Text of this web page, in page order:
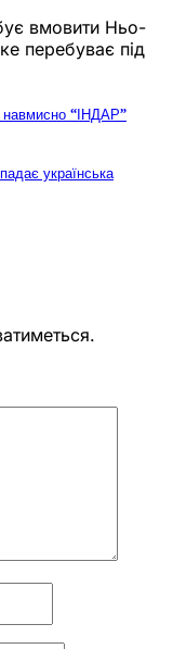
вмовити Ньо-
перебуває під
навмисно “ІНДАР”
українська